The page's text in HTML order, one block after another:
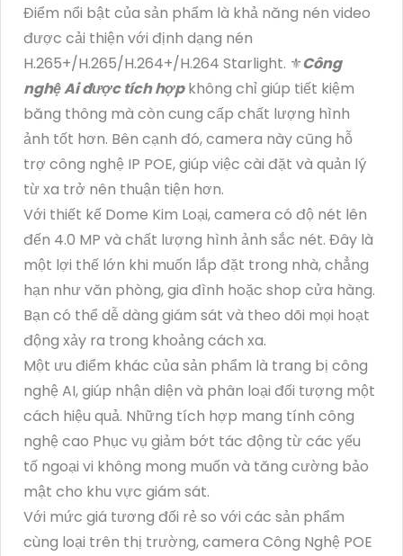
Điểm nổi bật của sản phẩm là khả năng nén video
được cải thiện với định dạng nén
H.265+/H.265/H.264+/H.264 Starlight. ⚜️Công
nghệ Ai được tích hợpkhông chỉ giúp tiết kiệm
băng thông mà còn cung cấp chất lượng hình
ảnh tốt hơn. Bên cạnh đó, camera này cũng hỗ
trợ công nghệ IP POE, giúp việc cài đặt và quản lý
từ xa trở nên thuận tiện hơn.
Với thiết kế Dome Kim Loại, camera có độ nét lên
đến 4.0 MP và chất lượng hình ảnh sắc nét. Đây là
một lợi thế lớn khi muốn lắp đặt trong nhà, chẳng
hạn như văn phòng, gia đình hoặc shop cửa hàng.
Bạn có thể dễ dàng giám sát và theo dõi mọi hoạt
động xảy ra trong khoảng cách xa.
Một ưu điểm khác của sản phẩm là trang bị công
nghệ AI, giúp nhận diện và phân loại đối tượng một
cách hiệu quả. Những tích hợp mang tính công
nghệ cao Phục vụ giảm bớt tác động từ các yếu
tố ngoại vi không mong muốn và tăng cường bảo
mật cho khu vực giám sát.
Với mức giá tương đối rẻ so với các sản phẩm
cùng loại trên thị trường, camera Công Nghệ POE